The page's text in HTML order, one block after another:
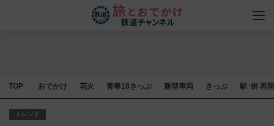
TOP おでかけ 花火 青春18きっぷ 新型車両 きっぷ 駅･街 再
トレンド